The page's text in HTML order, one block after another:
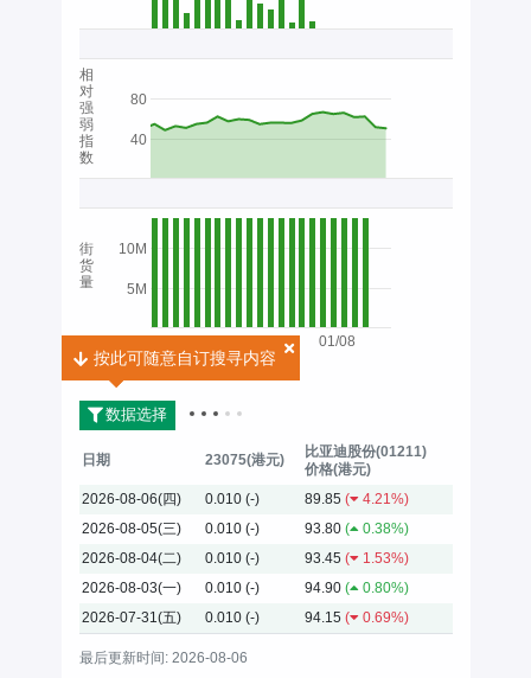
01/08
40
80
5M
10M
2026
相
对
强
弱
指
数
街
货
量
数据选择
按此可随意自订搜寻内容
按此可随意自订搜寻内容
日期 23075(港元)
比亚迪股份(01211)
价格(港元)
2026-08-06(四)
0.010 (-) 89.85 (
4.21%)
2026-08-05(三)
0.010 (-) 93.80 (
0.38%)
2026-08-04(二)
0.010 (-) 93.45 (
1.53%)
2026-08-03(一)
0.010 (-) 94.90 (
0.80%)
2026-07-31(五)
0.010 (-) 94.15 ( 0.69%)
最后更新时间: 2026-08-06